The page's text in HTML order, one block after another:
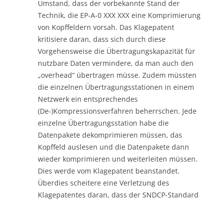
Umstand, dass der vorbekannte Stand der
Technik, die EP-A-0 XXX XXX eine Komprimierung
von Kopffeldern vorsah. Das Klagepatent
kritisiere daran, dass sich durch diese
Vorgehensweise die Übertragungskapazität für
nutzbare Daten vermindere, da man auch den
„overhead“ übertragen müsse. Zudem müssten
die einzelnen Übertragungsstationen in einem
Netzwerk ein entsprechendes
(De-)Kompressionsverfahren beherrschen. Jede
einzelne Übertragungsstation habe die
Datenpakete dekomprimieren müssen, das
Kopffeld auslesen und die Datenpakete dann
wieder komprimieren und weiterleiten müssen.
Dies werde vom Klagepatent beanstandet.
Überdies scheitere eine Verletzung des
Klagepatentes daran, dass der SNDCP-Standard